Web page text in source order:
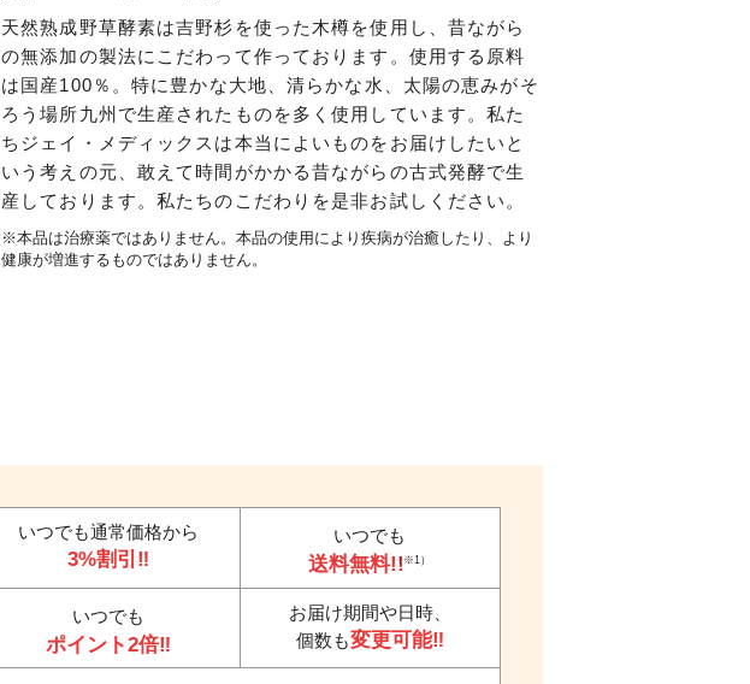
天然熟成野草酵素は吉野杉を使った木樽を使用し、昔ながら
の無添加の製法にこだわって作っております。使用する原料
は国産100％。特に豊かな大地、清らかな水、太陽の恵みがそ
ろう場所九州で生産されたものを多く使用しています。私た
ちジェイ・メディックスは本当によいものをお届けしたいと
いう考えの元、敢えて時間がかかる昔ながらの古式発酵で生
産しております。私たちのこだわりを是非お試しください。
※本品は治療薬ではありません。本品の使用により疾病が治癒したり、より
健康が増進するものではありません。
いつでも通常価格から
3%割引‼
いつでも
送料無料!!（※1）
いつでも
ポイント2倍‼
お届け期間や日時、
個数も変更可能‼